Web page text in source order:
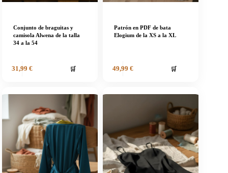
Conjunto de braguitas y
camisola Alwena de la talla
34 a la 54
31,99 € 🛒
Patrón en PDF de bata
Elogium de la XS a la XL
49,99 € 🛒